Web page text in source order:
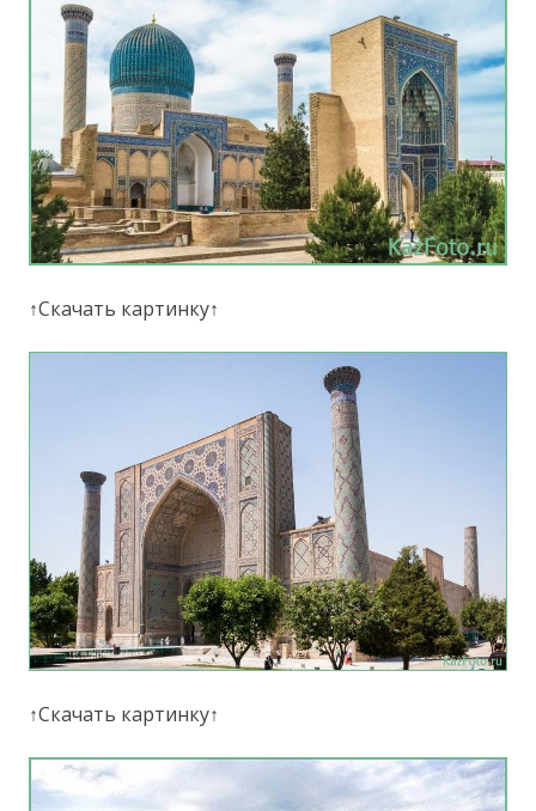
↑Скачать картинку↑
↑Скачать картинку↑